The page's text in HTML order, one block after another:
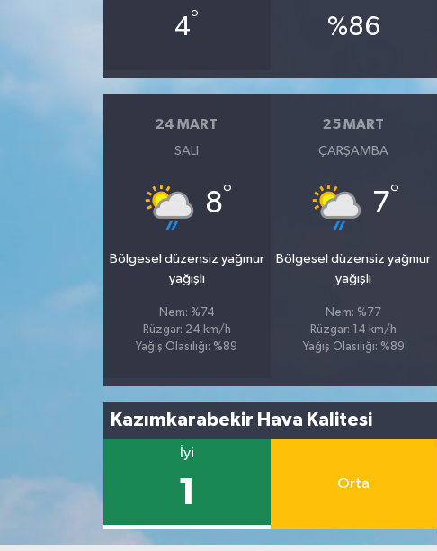
4° %86
24 MART
SALI
8°
Bölgesel düzensiz yağmur
yağışlı
Nem: %74
Rüzgar: 24 km/h
Yağış Olasılığı: %89
25 MART
ÇARŞAMBA
7°
Bölgesel düzensiz yağmur
yağışlı
Nem: %77
Rüzgar: 14 km/h
Yağış Olasılığı: %89
Kazımkarabekir Hava Kalitesi
İyi
1 Orta